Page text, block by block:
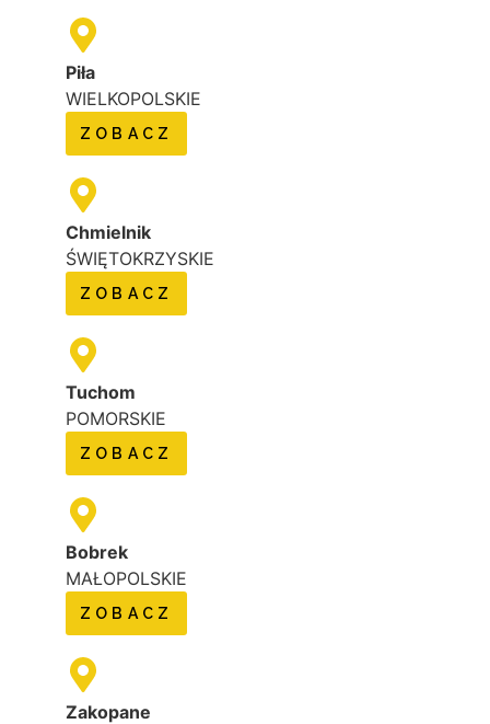
Piła
WIELKOPOLSKIE
ZOBACZ
Chmielnik
ŚWIĘTOKRZYSKIE
ZOBACZ
Tuchom
POMORSKIE
ZOBACZ
Bobrek
MAŁOPOLSKIE
ZOBACZ
Zakopane